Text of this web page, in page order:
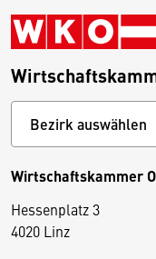
Wirtschaftskammer
Hessenplatz 3
4020 Linz